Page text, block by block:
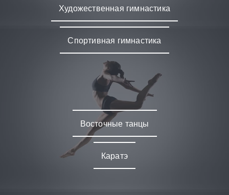
Художественная гимнастика
Спортивная гимнастика
Восточные танцы
Каратэ